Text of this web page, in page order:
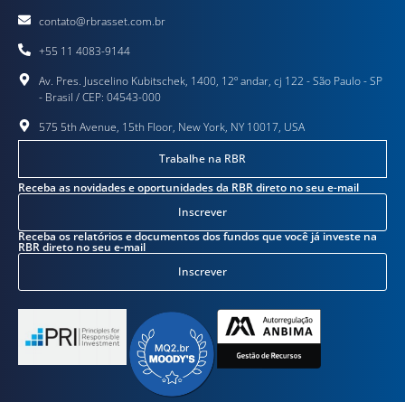
contato@rbrasset.com.br
+55 11 4083-9144
Av. Pres. Juscelino Kubitschek, 1400, 12º andar, cj 122 - São Paulo - SP
- Brasil / CEP: 04543-000
575 5th Avenue, 15th Floor, New York, NY 10017, USA
Trabalhe na RBR
Receba as novidades e oportunidades da RBR direto no seu e-mail
Inscrever
Receba os relatórios e documentos dos fundos que você já investe na
RBR direto no seu e-mail
Inscrever